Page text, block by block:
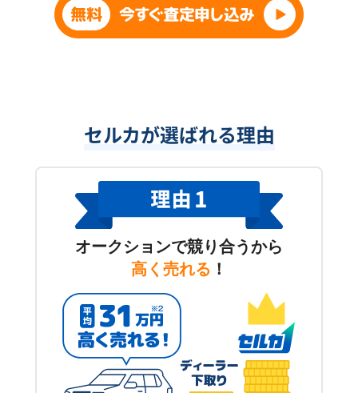
セルカが選ばれる理由
オークションで競り合うから
高く売れる ！